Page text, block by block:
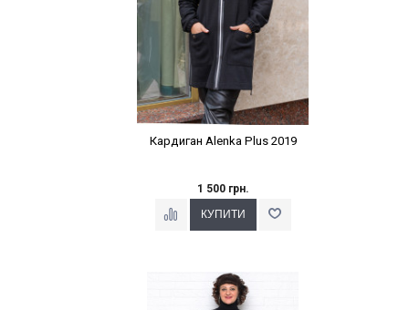
Кардиган Alenka Plus 2019
1 500 грн.
Наклейки Варіант з %